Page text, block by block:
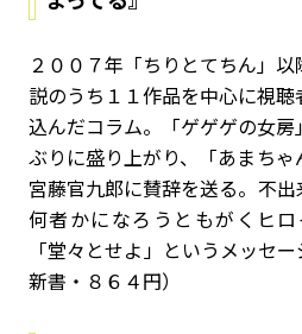
２００７年「ちりとてちん」
説のうち１１作品を中心に視
込んだコラム。「ゲゲゲの女
ぶりに盛り上がり、「あまち
宮藤官九郎に賛辞を送る。不出
何者かになろうともがくヒ
「堂々とせよ」というメッセ
新書・８６４円）